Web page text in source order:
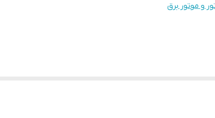
و موتور برق